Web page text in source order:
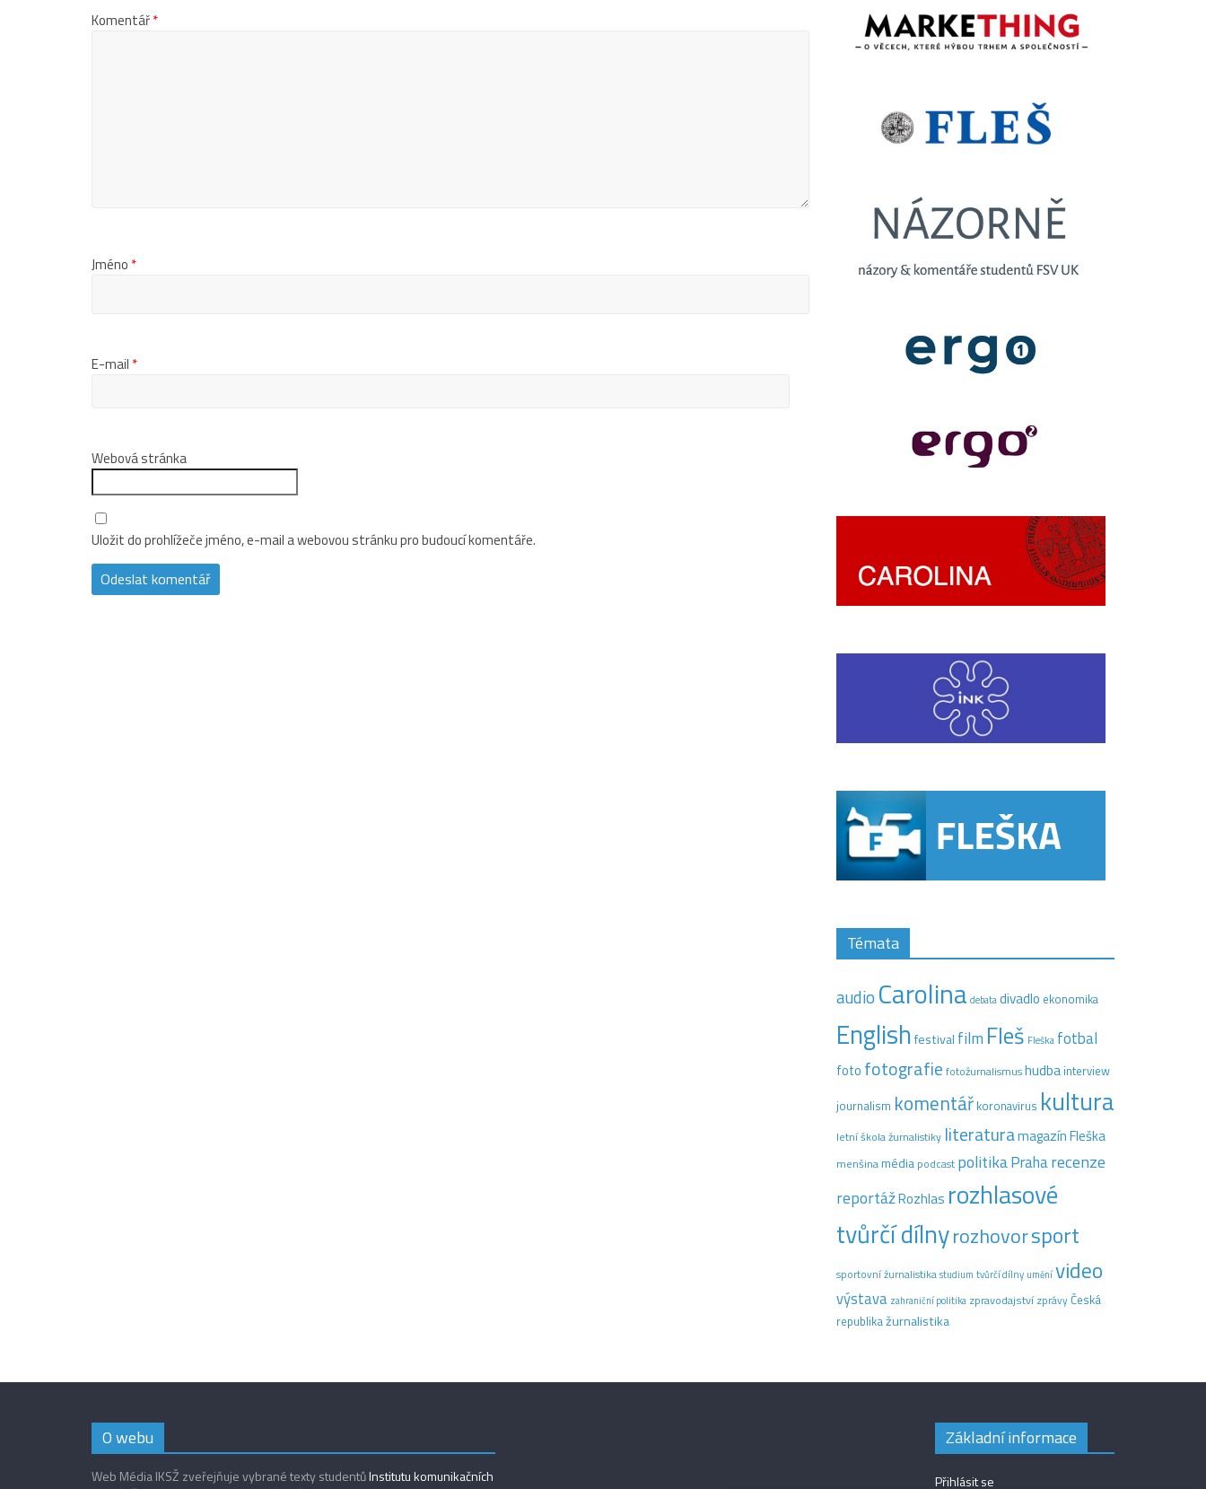
Komentář*
Jméno *
E-mail *
Webová stránka
Uložit do prohlížeče jméno, e-mail a webovou stránku pro budoucí komentáře.
Témata
audio Carolina debatadivadlo ekonomika
Englishfestival film Fleš Fleška fotbal
foto fotografie fotožurnalismushudba interview
journalism komentář koronavirus kultura
letní škola žurnalistiky literaturamagazín Fleška
menšinamédia podcast politikaPraharecenze
reportážRozhlas rozhlasové
tvůrčí dílnyrozhovorsport
sportovní žurnalistikastudium tvůrčí dílny uměnívideo
výstava zahraniční politika zpravodajství zprávyČeská
republikažurnalistika
O webu
Web Média IKSŽ zveřejňuje vybrané texty studentůInstitutu komunikačních
Základní informace
Přihlásit se